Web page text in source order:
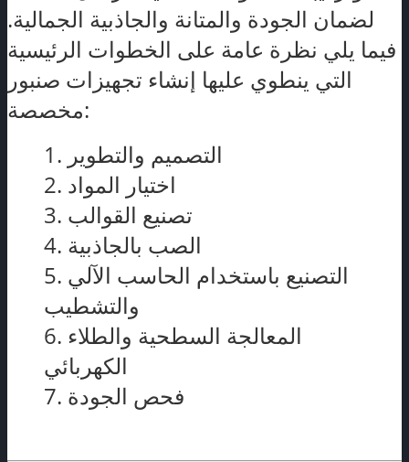
لضمان الجودة والمتانة والجاذبية الجمالية.
فيما يلي نظرة عامة على الخطوات الرئيسية
التي ينطوي عليها إنشاء تجهيزات صنبور
مخصصة:
1. التصميم والتطوير
2. اختيار المواد
3. تصنيع القوالب
4. الصب بالجاذبية
5. التصنيع باستخدام الحاسب الآلي
والتشطيب
6. المعالجة السطحية والطلاء
الكهربائي
7. فحص الجودة